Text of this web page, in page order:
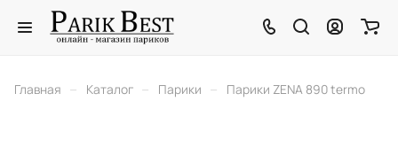
Главная – Каталог – Парики – Парики ZENA 890 termo